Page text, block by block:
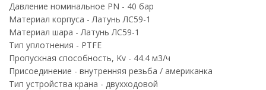
Давление номинальное PN - 40 бар
Материал корпуса - Латунь ЛС59-1
Материал шара - Латунь ЛС59-1
Тип уплотнения - PTFE
Пропускная способность, Kv - 44.4 м3/ч
Присоединение - внутренняя резьба / американка
Тип устройства крана - двухходовой